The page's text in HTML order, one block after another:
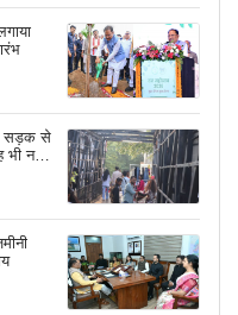
सड़क से
नहीं